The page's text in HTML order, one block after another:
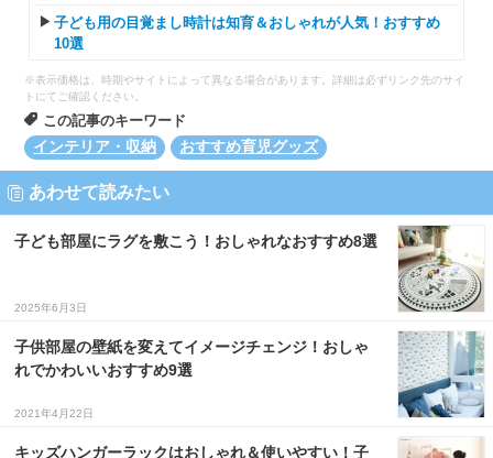
子ども用の目覚まし時計は知育＆おしゃれが人気！おすすめ
10選
※表示価格は、時期やサイトによって異なる場合があります。詳細は必ずリンク先のサイ
トにてご確認ください。
この記事のキーワード
インテリア・収納
おすすめ育児グッズ
あわせて読みたい
子ども部屋にラグを敷こう！おしゃれなおすすめ8選
2025年6月3日
子供部屋の壁紙を変えてイメージチェンジ！おしゃ
れでかわいいおすすめ9選
2021年4月22日
キッズハンガーラックはおしゃれ＆使いやすい！子